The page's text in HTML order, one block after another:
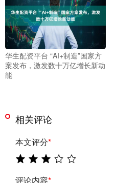
华生配资平台 “AI+制造”国家方
案发布，激发数十万亿增长新动
能
相关评论
本文评分*
评论内容*